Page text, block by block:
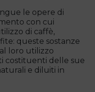
le opere di
con cui
di caffè,
queste sostanze
loro utilizzo
costituenti delle sue
e diluiti in